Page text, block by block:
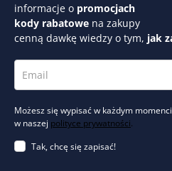
informacje o promocjach
kody rabatowe na zakupy
cenną dawkę wiedzy o tym, jak
Możesz się wypisać w każdym
w naszej polityce prywatności.
Tak, chcę się zapisać!